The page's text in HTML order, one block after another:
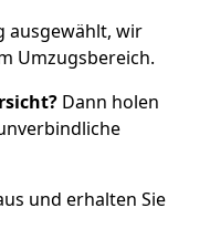
ausgewählt, wir
Umzugsbereich.
Dann holen
und erhalten Sie